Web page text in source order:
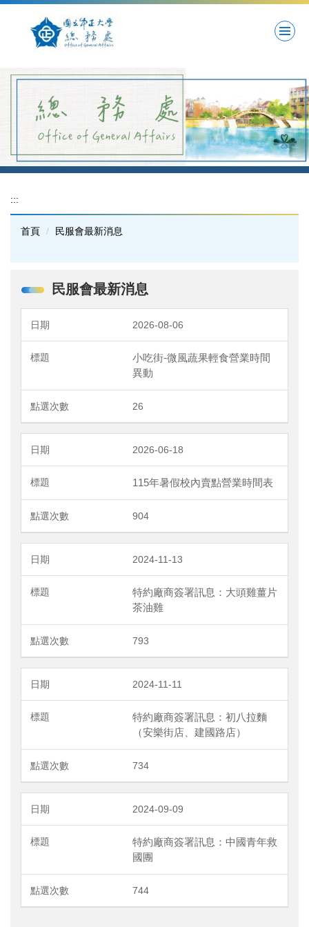
:::
首頁 民服會最新消息
民服會最新消息
2026-08-06
小吃街-微風蔬果輕食營業時間
異動
26
2026-06-18
115年暑假校內賣點營業時間表
904
2024-11-13
特約廠商簽署訊息：大頭雞薑片
茶油雞
793
2024-11-11
特約廠商簽署訊息：初八拉麵
（安樂街店、建國路店）
734
2024-09-09
特約廠商簽署訊息：中國青年救
國團
744